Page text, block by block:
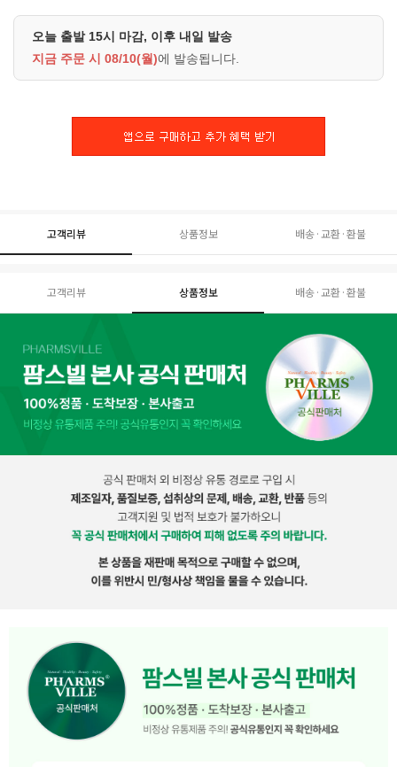
오늘 출발 15시 마감, 이후 내일 발송
지금 주문 시 08/10(월)에 발송됩니다.
고객리뷰 상품정보 배송·교환·환불
고객리뷰 상품정보 배송·교환·환불